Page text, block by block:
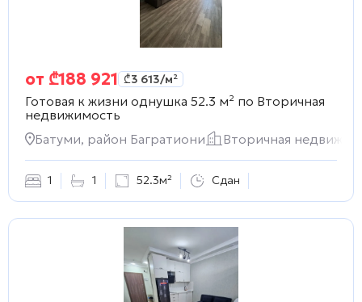
от ₾188 921 ₾3 613/м²
Готовая к жизни однушка 52.3 м² по Вторичная
недвижимость
Батуми, район Багратиони
Вторичная
1 1 52.3м² Сдан